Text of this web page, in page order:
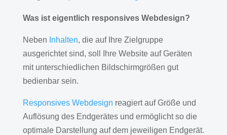
Was ist eigentlich responsives Webdesign?
Neben Inhalten, die auf Ihre Zielgruppe
ausgerichtet sind, soll Ihre Website auf Geräten
mit unterschiedlichen Bildschirmgrößen gut
bedienbar sein.
Responsives Webdesign reagiert auf Größe und
Auflösung des Endgerätes und ermöglicht so die
optimale Darstellung auf dem jeweiligen Endgerät.